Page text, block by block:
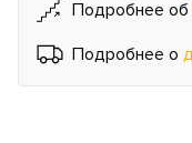
Подробнее об
Подробнее о